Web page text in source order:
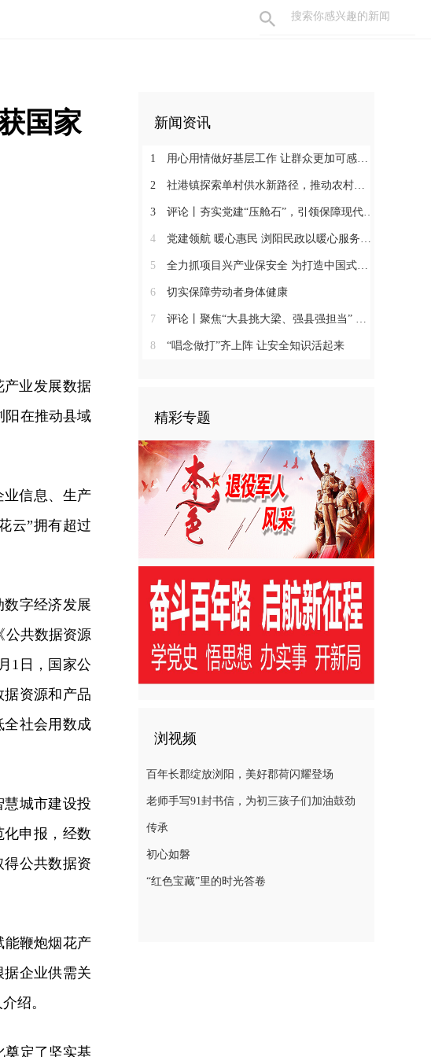
国家
产业发展数据
阳在推动县域
业信息、生产
云”拥有超过
字经济发展
公共数据资源
1日，国家公
资源和产品
全社会用数成
城市建设投
申报，经数
公共数据资
能鞭炮烟花产
企业供需关
绍。
奠定了坚实基
新闻资讯
1 用心用情做好基层工作 让群众更加可感可及
2 社港镇探索单村供水新路径，推动农村安全饮水提质升级
3 评论丨夯实党建“压舱石”，引领保障现代化建设新征程
4 党建领航 暖心惠民 浏阳民政以暖心服务书写惠民答卷
5 全力抓项目兴产业保安全 为打造中国式现代化县域示范作出更大贡献
6 切实保障劳动者身体健康
7 评论丨聚焦“大县挑大梁、强县强担当” 保持定力真抓实干奋发作为
8 “唱念做打”齐上阵 让安全知识活起来
精彩专题
浏视频
百年长郡绽放浏阳，美好郡荷闪耀登场
老师手写91封书信，为初三孩子们加油鼓劲
传承
初心如磐
“红色宝藏”里的时光答卷